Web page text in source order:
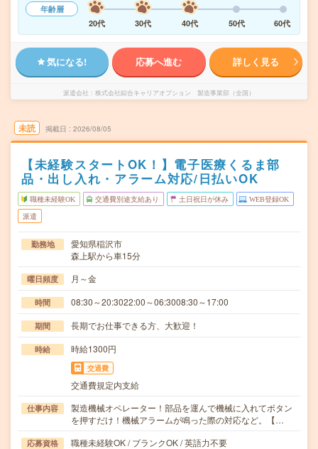
年齢層
20代
30代 40代 50代 60代
気になる! 応募へ進む 詳しく見る
派遣会社 株式会社綜合キャリアオプション 製造事業部（全国）
未読 掲載日 2026/08/05
【未経験スタートOK！】電子医療くるま部
品・出し入れ・アラーム対応/日払いOK
職種未経験OK 交通費別途支給あり 土日祝日が休み WEB登録OK
派遣
勤務地
愛知県稲沢市
森上駅から車15分
曜日頻度 月～金
時間 08:30～20:3022:00～06:3008:30～17:00
期間 長期でお仕事できる方、大歓迎！
時給 時給1300円
交通費
交通費規定内支給
仕事内容
製造機械オペレーター！部品を運んで機械に入れてボタン
を押すだけ！機械アラームが鳴った際の対応など。【…
応募資格
職種未経験OK / ブランクOK / 英語力不要